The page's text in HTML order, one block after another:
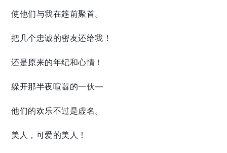
使他们与我在筵前聚首。
把几个忠诚的密友还给我！
还是原来的年纪和心情！
躲开那半夜喧嚣的一伙—
他们的欢乐不过是虚名。
美人，可爱的美人！